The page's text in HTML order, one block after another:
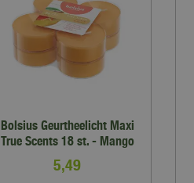
Bolsius Geurtheelicht Maxi
True Scents 18 st. - Mango
5,49